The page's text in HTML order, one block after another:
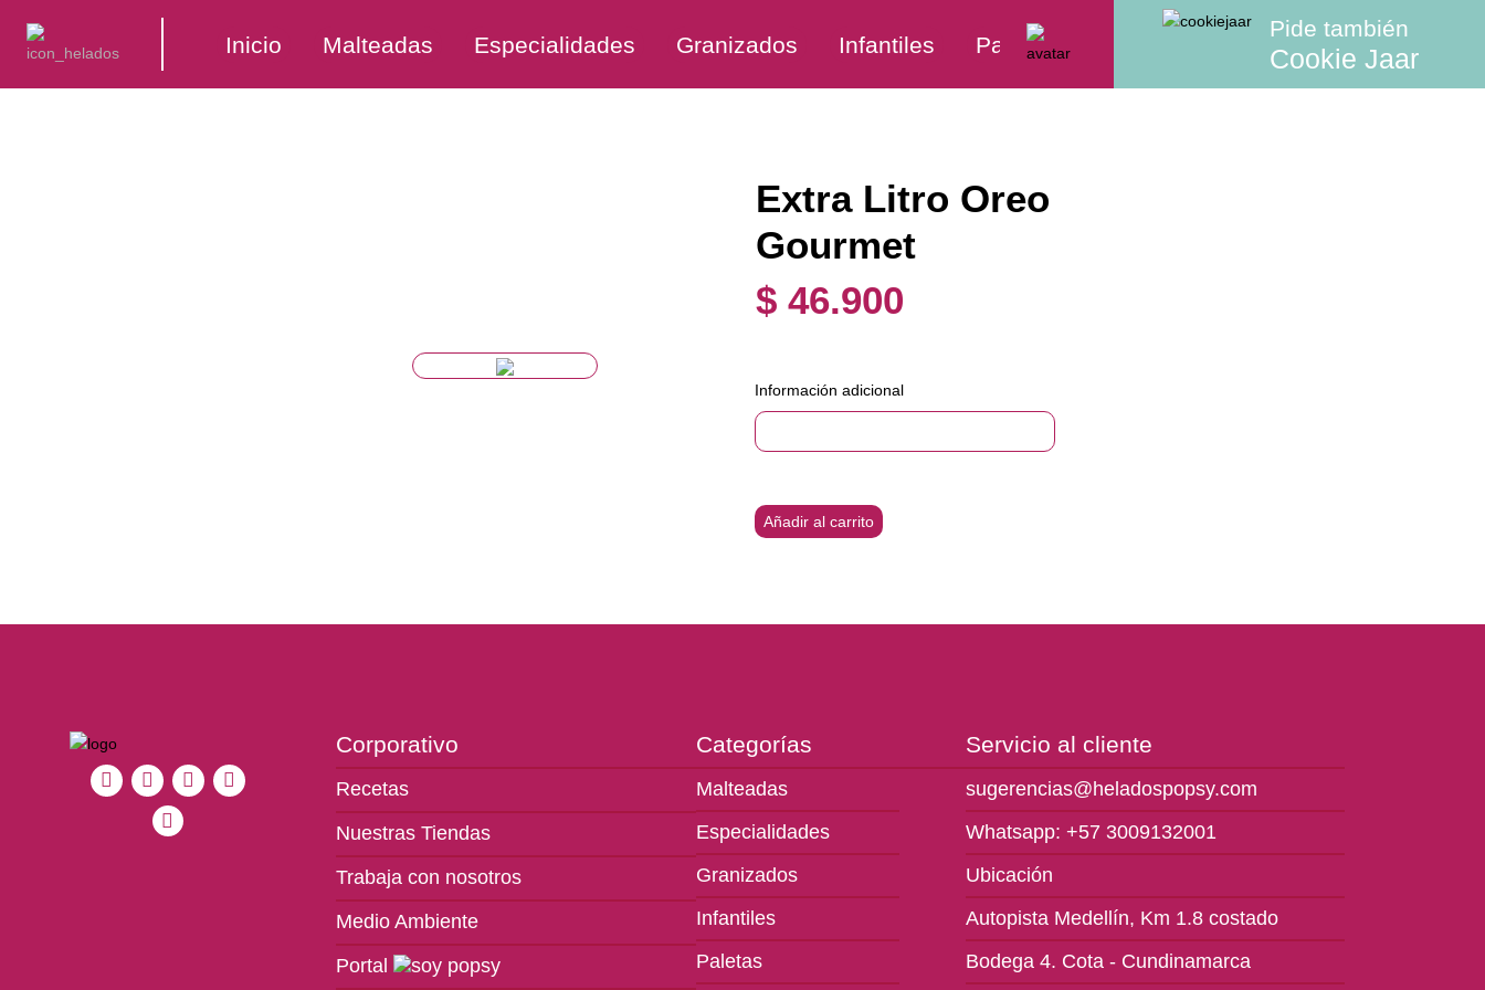
Inicio Malteadas Especialidades Granizados Infantiles Paletas Helado en Casa
Pide también
Cookie Jaar
Extra Litro Oreo
Gourmet
$ 46.900
Información adicional
Añadir al carrito
Corporativo
Recetas
Nuestras Tiendas
Trabaja con nosotros
Medio Ambiente
Portal
Categorías
Malteadas
Especialidades
Granizados
Infantiles
Paletas
Servicio al cliente
sugerencias@heladospopsy.com
Whatsapp: +57 3009132001
Ubicación
Autopista Medellín, Km 1.8 costado
Bodega 4. Cota - Cundinamarca